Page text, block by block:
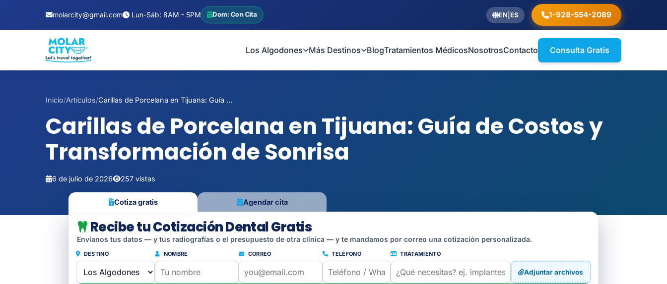
molarcity@gmail.com Lun-Sáb: 8AM - 5PM Dom: Con Cita EN ES 1-928-554-2089
Los Algodones Más Destinos BlogTratamientos MédicosNosotrosContacto Consulta Gratis
Inicio/Artículos/Carillas de Porcelana en Tijuana: Guía ...
Carillas de Porcelana en Tijuana: Guía de Costos y
Transformación de Sonrisa
6 de julio de 2026 257 vistas
Cotiza gratis Agendar cita
Recibe tu Cotización Dental Gratis
Envíanos tus datos — y tus radiografías o el presupuesto de otra clínica — y te mandamos por correo una cotización personalizada.
DESTINO NOMBRE CORREO TELÉFONO TRATAMIENTO
Adjuntar archivos